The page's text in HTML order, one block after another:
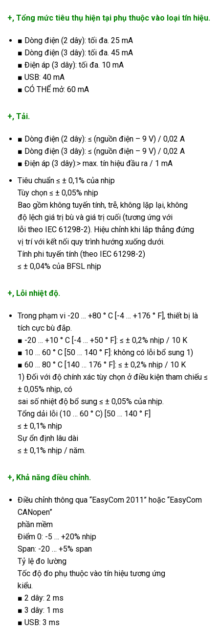
+, Tổng mức tiêu thụ hiện tại phụ thuộc vào loại tín hiệu.
■ Dòng điện (2 dây): tối đa. 25 mA
■ Dòng điện (3 dây): tối đa. 45 mA
■ Điện áp (3 dây): tối đa. 10 mA
■ USB: 40 mA
■ CÓ THỂ mở: 60 mA
+, Tải.
■ Dòng điện (2 dây): ≤ (nguồn điện – 9 V) / 0,02 A
■ Dòng điện (3 dây): ≤ (nguồn điện – 9 V) / 0,02 A
■ Điện áp (3 dây):> max. tín hiệu đầu ra / 1 mA
Tiêu chuẩn ≤ ± 0,1% của nhịp
Tùy chọn ≤ ± 0,05% nhịp
Bao gồm không tuyến tính, trễ, không lặp lại, không
độ lệch giá trị bù và giá trị cuối (tương ứng với
lỗi theo IEC 61298-2). Hiệu chỉnh khi lắp thẳng đứng
vị trí với kết nối quy trình hướng xuống dưới.
Tính phi tuyến tính (theo IEC 61298-2)
≤ ± 0,04% của BFSL nhịp
+, Lỗi nhiệt độ.
Trong phạm vi -20 … +80 ° C [-4 … +176 ° F], thiết bị là
tích cực bù đắp.
■ -20 … +10 ° C [-4 … +50 ° F]: ≤ ± 0,2% nhịp / 10 K
■ 10 … 60 ° C [50 … 140 ° F]: không có lỗi bổ sung 1)
■ 60 … 80 ° C [140 … 176 ° F]: ≤ ± 0,2% nhịp / 10 K
1) Đối với độ chính xác tùy chọn ở điều kiện tham chiếu ≤
± 0,05% nhịp, có
sai số nhiệt độ bổ sung ≤ ± 0,05% của nhịp.
Tổng dải lỗi (10 … 60 ° C) [50 … 140 ° F]
≤ ± 0,1% nhịp
Sự ổn định lâu dài
≤ ± 0,1% nhịp / năm.
+, Khả năng điều chỉnh.
Điều chỉnh thông qua “EasyCom 2011” hoặc “EasyCom
CANopen”
phần mềm
Điểm 0: -5 … +20% nhịp
Span: -20 … +5% span
Tỷ lệ đo lường
Tốc độ đo phụ thuộc vào tín hiệu tương ứng
kiểu.
■ 2 dây: 2 ms
■ 3 dây: 1 ms
■ USB: 3 ms